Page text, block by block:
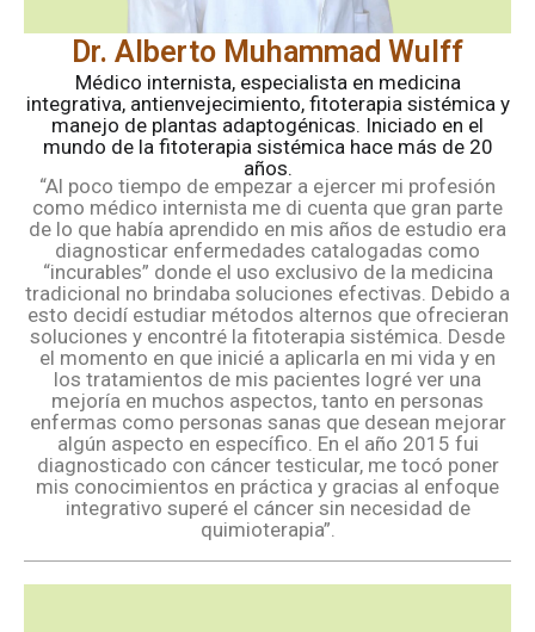
Dr. Alberto Muhammad Wulff
Médico internista, especialista en medicina
integrativa, antienvejecimiento, fitoterapia sistémica y
manejo de plantas adaptogénicas. Iniciado en el
mundo de la fitoterapia sistémica hace más de 20
años.
“Al poco tiempo de empezar a ejercer mi profesión
como médico internista me di cuenta que gran parte
de lo que había aprendido en mis años de estudio era
diagnosticar enfermedades catalogadas como
“incurables” donde el uso exclusivo de la medicina
tradicional no brindaba soluciones efectivas. Debido a
esto decidí estudiar métodos alternos que ofrecieran
soluciones y encontré la fitoterapia sistémica. Desde
el momento en que inicié a aplicarla en mi vida y en
los tratamientos de mis pacientes logré ver una
mejoría en muchos aspectos, tanto en personas
enfermas como personas sanas que desean mejorar
algún aspecto en específico. En el año 2015 fui
diagnosticado con cáncer testicular, me tocó poner
mis conocimientos en práctica y gracias al enfoque
integrativo superé el cáncer sin necesidad de
quimioterapia”.